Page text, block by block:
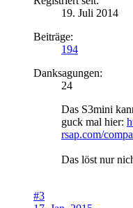
19. Juli 2014
Beiträge:
194
Danksagungen:
24
Das S3mini
guck mal hier:
rsap.com/
Das löst nur
#3